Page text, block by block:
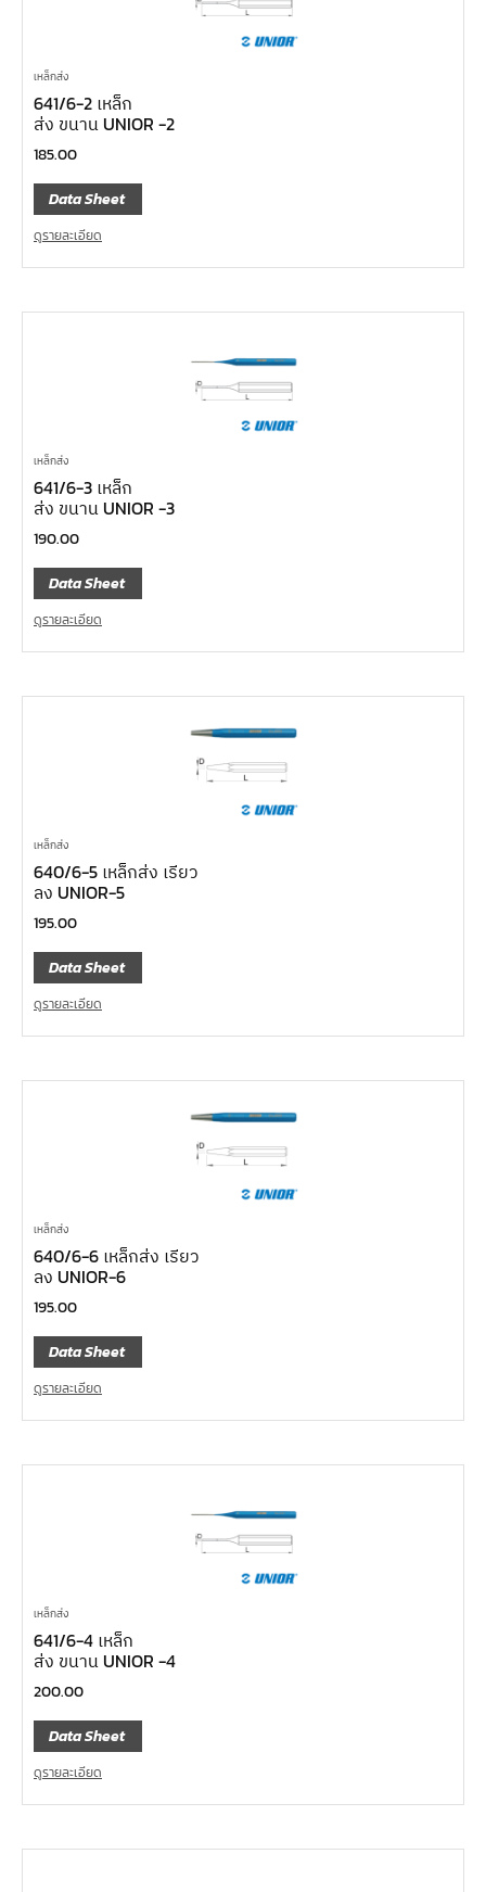
เหล็กส่ง
641/6-2 เหล็ก
ส่ง ขนาน UNIOR -2
185.00
Data Sheet
ดูรายละเอียด
เหล็กส่ง
641/6-3 เหล็ก
ส่ง ขนาน UNIOR -3
190.00
Data Sheet
ดูรายละเอียด
เหล็กส่ง
640/6-5 เหล็กส่ง เรียว
ลง UNIOR-5
195.00
Data Sheet
ดูรายละเอียด
เหล็กส่ง
640/6-6 เหล็กส่ง เรียว
ลง UNIOR-6
195.00
Data Sheet
ดูรายละเอียด
เหล็กส่ง
641/6-4 เหล็ก
ส่ง ขนาน UNIOR -4
200.00
Data Sheet
ดูรายละเอียด